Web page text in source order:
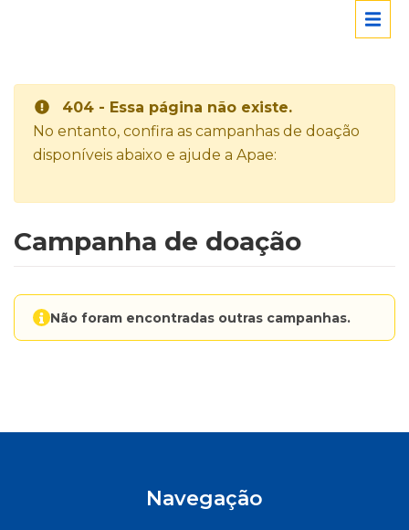
404 - Essa página não existe.
No entanto, confira as campanhas de doação
disponíveis abaixo e ajude a Apae:
Campanha de doação
Não foram encontradas outras campanhas.
Navegação